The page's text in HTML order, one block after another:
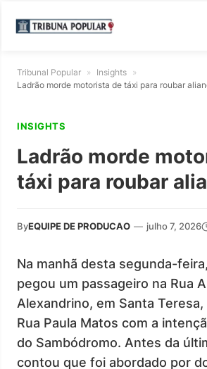
Tribunal Popular » Insights »
Ladrão morde motorista de táxi para roubar
INSIGHTS
Ladrão morde
táxi para roubar
ByEQUIPE DE PRODUCAO — julho 7, 2026
Na manhã desta segunda-
pegou um passageiro na Rua
Alexandrino, em Santa
Rua Paula Matos com a
do Sambódromo. Antes da
contou que foi abordado por